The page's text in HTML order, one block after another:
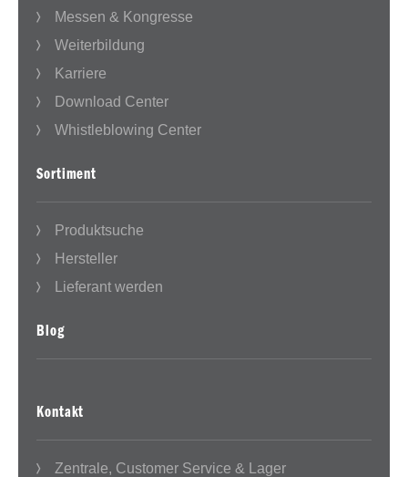
Messen & Kongresse
Weiterbildung
Karriere
Download Center
Whistleblowing Center
Sortiment
Produktsuche
Hersteller
Lieferant werden
Blog
Kontakt
Zentrale, Customer Service & Lager